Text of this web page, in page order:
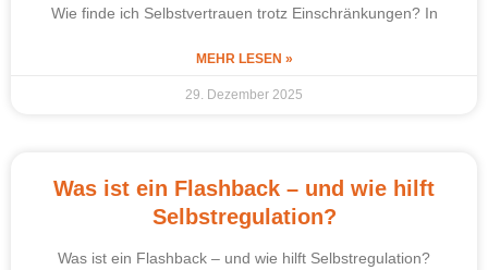
Wie finde ich Selbstvertrauen trotz Einschränkungen? In
MEHR LESEN »
29. Dezember 2025
Was ist ein Flashback – und wie hilft
Selbstregulation?
Was ist ein Flashback – und wie hilft Selbstregulation?